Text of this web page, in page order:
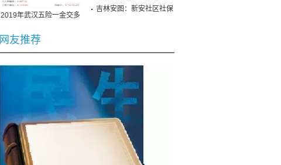
社会保险费征缴暂行条例
2012上海社保缴费比例
2012上海社保比例
2019年武汉五险一金交多
账户
吉林安图：新安社区社保
网友推荐